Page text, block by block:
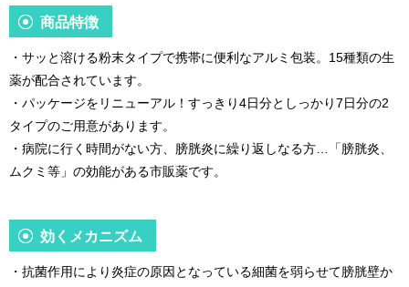
商品特徴
・サッと溶ける粉末タイプで携帯に便利なアルミ包装。15種類の生
薬が配合されています。
・パッケージをリニューアル！すっきり4日分としっかり7日分の2
タイプのご用意があります。
・病院に行く時間がない方、膀胱炎に繰り返しなる方…「膀胱炎、
ムクミ等」の効能がある市販薬です。
効くメカニズム
・抗菌作用により炎症の原因となっている細菌を弱らせて膀胱壁か